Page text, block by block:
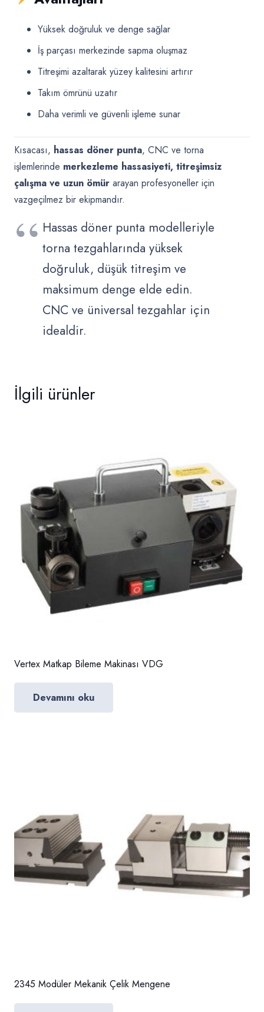
Yüksek doğruluk ve denge sağlar
İş parçası merkezinde sapma oluşmaz
Titreşimi azaltarak yüzey kalitesini artırır
Takım ömrünü uzatır
Daha verimli ve güvenli işleme sunar
Kısacası, hassas döner punta, CNC ve torna
işlemlerinde merkezleme hassasiyeti, titreşimsiz
çalışma ve uzun ömür arayan profesyoneller için
vazgeçilmez bir ekipmandır.
Hassas döner punta modelleriyle
torna tezgahlarında yüksek
doğruluk, düşük titreşim ve
maksimum denge elde edin.
CNC ve üniversal tezgahlar için
idealdir.
İlgili ürünler
Vertex Matkap Bileme Makinası VDG
Devamını oku
2345 Modüler Mekanik Çelik Mengene